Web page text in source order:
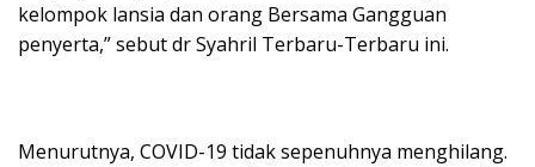
kelompok lansia dan orang Bersama Gangguan
penyerta,” sebut dr Syahril Terbaru-Terbaru ini.
Menurutnya, COVID-19 tidak sepenuhnya menghilang.